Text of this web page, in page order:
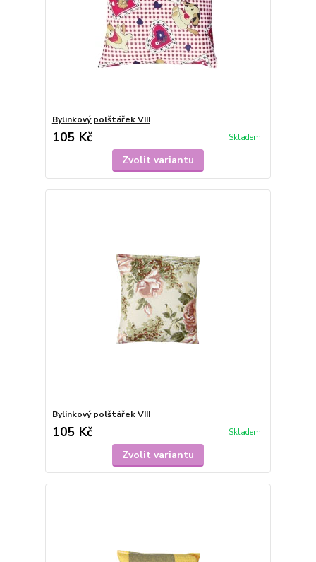
Bylinkový polštářek VIII
105 Kč Skladem
Zvolit variantu
Bylinkový polštářek VIII
105 Kč Skladem
Zvolit variantu